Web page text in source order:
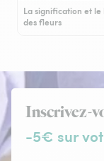
La signification et le
des fleurs
Inscrivez-
-5€ sur